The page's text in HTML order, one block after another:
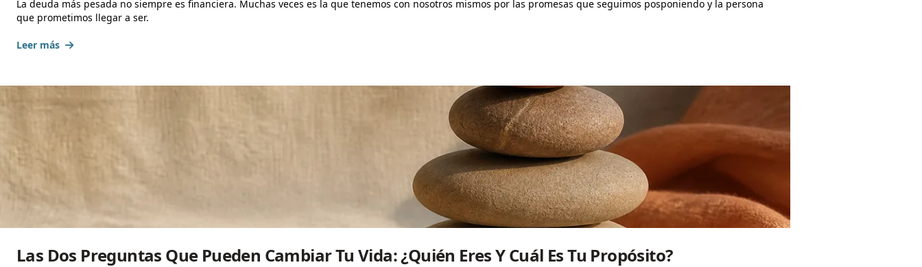
La deuda más pesada no siempre es financiera. Muchas veces es la que tenemos con nosotros mismos por las promesas que seguimos posponiendo y la persona
que prometimos llegar a ser.
Leer más
Las Dos Preguntas Que Pueden Cambiar Tu Vida: ¿Quién Eres Y Cuál Es Tu Propósito?